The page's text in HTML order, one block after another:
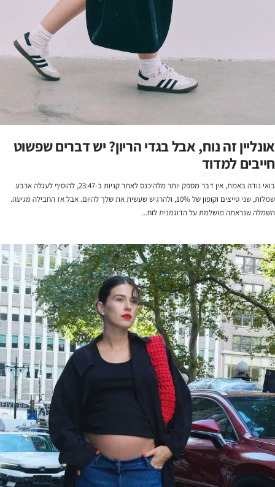
אונליין זה נוח, אבל בגדי הריון? יש דברים שפשוט
חייבים למדוד
בואי נודה באמת, אין דבר מספק יותר מלהיכנס לאתר קניות ב-23:47, להוסיף לעגלה ארבע
שמלות, שני טייצים וקופון של 10%, ולהרגיש שעשית את שלך להיום. אבל אז החבילה מגיעה.
השמלה שנראתה מושלמת על הדוגמנית לוח...